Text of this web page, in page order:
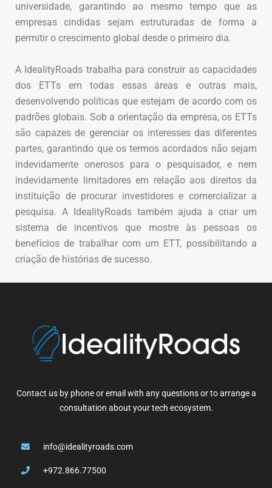
universidade, garantindo ao mesmo tempo que as
empresas cindidas sejam estruturadas de forma a
permitir o crescimento global desde o primeiro dia.
A IdealityRoads trabalha para construir as capacidades
dos ETTs em todas essas áreas e outras mais,
desenvolvendo políticas que estejam de acordo com os
padrões globais. Sob a orientação da empresa, os ETTs
são capazes de gerenciar os interesses das diferentes
partes, garantindo que os termos acordados não sejam
indevidamente onerosos para o pesquisador, e nem
indevidamente limitadores em relação aos direitos da
instituição de procurar investidores e comercializar a
pesquisa. A IdealityRoads também ajuda a criar um
sistema de incentivos que mostre às pessoas os
benefícios de trabalhar com um ETT, possibilitando a
criação de histórias de sucesso.
Contact us by phone or email with any questions or to arrange a
consultation about your tech ecosystem.
info@idealityroads.com
+972.866.77500